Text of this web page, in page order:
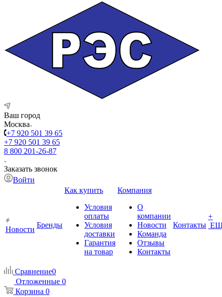
Ваш город
Москва
+7 920 501 39 65
+7 920 501 39 65
8 800 201-26-87
Заказать звонок
Войти
Новости
Бренды
Как купить
Условия
оплаты
Условия
доставки
Гарантия
на товар
Компания
О
компании
Новости
Команда
Отзывы
Контакты
Контакты
+
Сравнение0
Отложенные 0
Корзина 0